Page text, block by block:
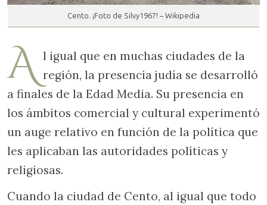
Cento. ¡Foto de Silvy1967! – Wikipedia
A l igual que en muchas ciudades de la
región, la presencia judía se desarrolló
a finales de la Edad Media. Su presencia en
los ámbitos comercial y cultural experimentó
un auge relativo en función de la política que
les aplicaban las autoridades políticas y
religiosas.
Cuando la ciudad de Cento, al igual que todo